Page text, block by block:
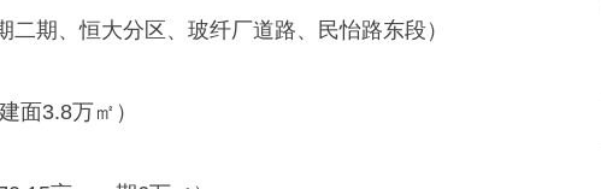
二期、恒大分区、玻纤厂道路、民怡路东段）
面3.8万㎡）